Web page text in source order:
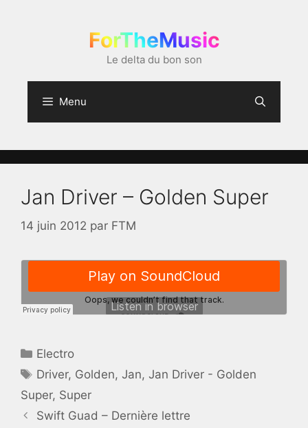
ForTheMusic
Le delta du bon son
Menu
Jan Driver – Golden Super
14 juin 2012 par FTM
Catégories
Electro
Étiquettes
Driver, Golden,Jan,Jan Driver - Golden
Super, Super
Swift Guad – Dernière lettre